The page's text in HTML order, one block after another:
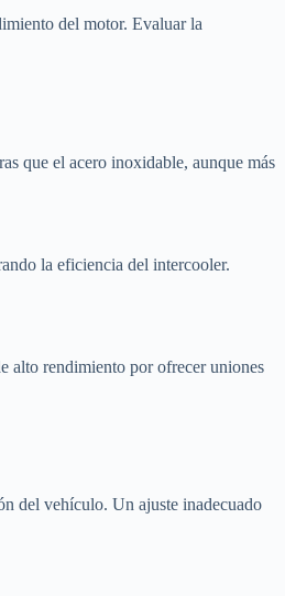
del motor. Evaluar la
que el acero inoxidable, aunque más
la eficiencia del intercooler.
alto rendimiento por ofrecer uniones
del vehículo. Un ajuste inadecuado